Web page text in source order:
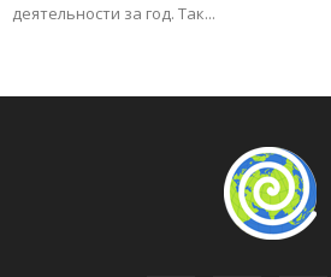
деятельности за год. Так...